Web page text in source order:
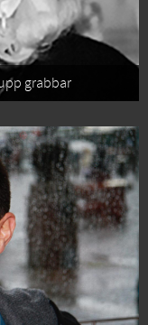
grabbar